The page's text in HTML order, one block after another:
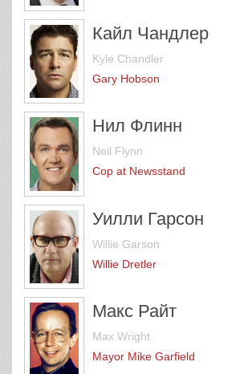
Кайл Чандлер
Kyle Chandler
Gary Hobson
Нил Флинн
Neil Flynn
Cop at Newsstand
Уилли Гарсон
Willie Garson
Willie Dretler
Макс Райт
Max Wright
Mayor Mike Garfield